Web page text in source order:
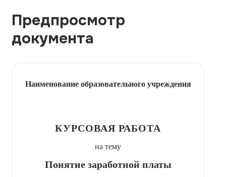
Предпросмотр
документа
Наименование образовательного учреждения
КУРСОВАЯ РАБОТА
на тему
Понятие заработной платы